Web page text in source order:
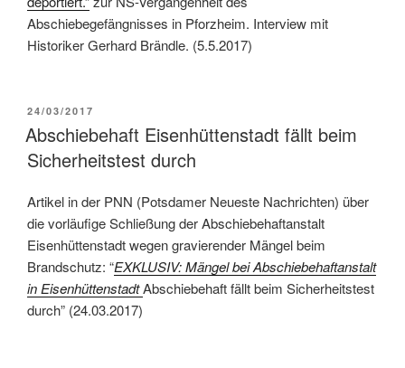
Abschiebegefängnisses in Pforzheim. Interview mit
Historiker Gerhard Brändle. (5.5.2017)
24/03/2017
Abschiebehaft Eisenhüttenstadt fällt beim
Sicherheitstest durch
Artikel in der PNN (Potsdamer Neueste Nachrichten) über
die vorläufige Schließung der Abschiebehaftanstalt
Eisenhüttenstadt wegen gravierender Mängel beim
Brandschutz: “EXKLUSIV: Mängel bei Abschiebehaftanstalt
in EisenhüttenstadtAbschiebehaft fällt beim Sicherheitstest
durch” (24.03.2017)